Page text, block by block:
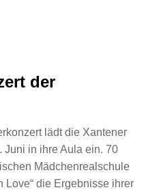
der
lädt die Xantener
Juni in ihre Aula ein. 70
Mädchenrealschule
Love“ die Ergebnisse ihrer